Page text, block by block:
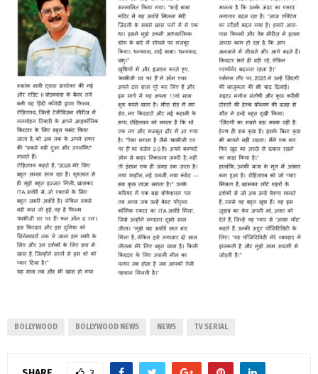
BOLLYWOOD BOLLYWOOD NEWS NEWS TV SERIAL